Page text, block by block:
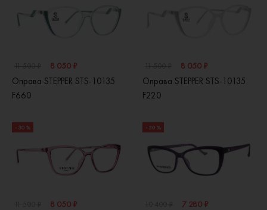
8 050 ₽
Оправа STEPPER STS-10135
F660
8 050 ₽
Оправа STEPPER STS-10135
F220
- 30 %
8 050 ₽
- 30 %
7 280 ₽